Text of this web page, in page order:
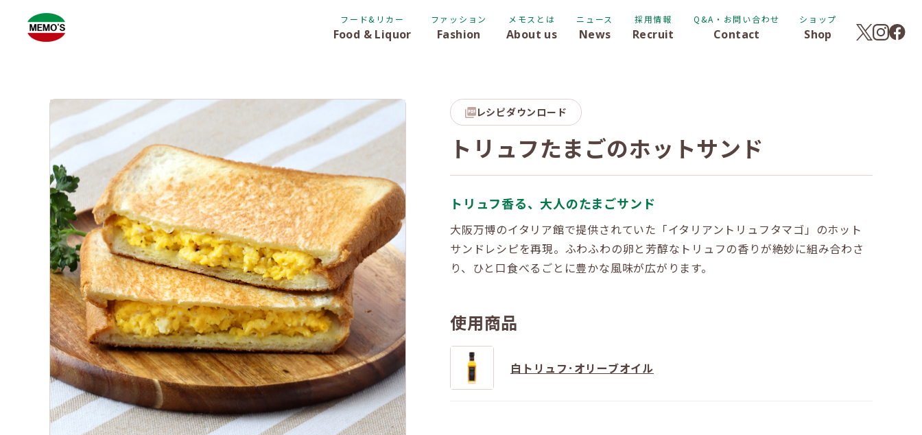
フード&リカー
Food & Liquor
ファッション
Fashion
メモスとは
About us
ニュース
News
採用情報
Recruit
Q&A・お問い合わせ
Contact
ショップ
Shop
レシピダウンロード
トリュフたまごのホットサンド
トリュフ香る、大人のたまごサンド
大阪万博のイタリア館で提供されていた「イタリアントリュフタマゴ」のホット
サンドレシピを再現。ふわふわの卵と芳醇なトリュフの香りが絶妙に組み合わさ
り、ひと口食べるごとに豊かな風味が広がります。
使用商品
白トリュフ･オリーブオイル